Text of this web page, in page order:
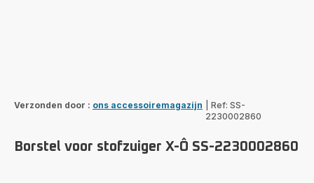
Verzonden door : ons accessoiremagazijn
Ref: SS-
2230002860
Borstel voor stofzuiger X-Ô SS-2230002860